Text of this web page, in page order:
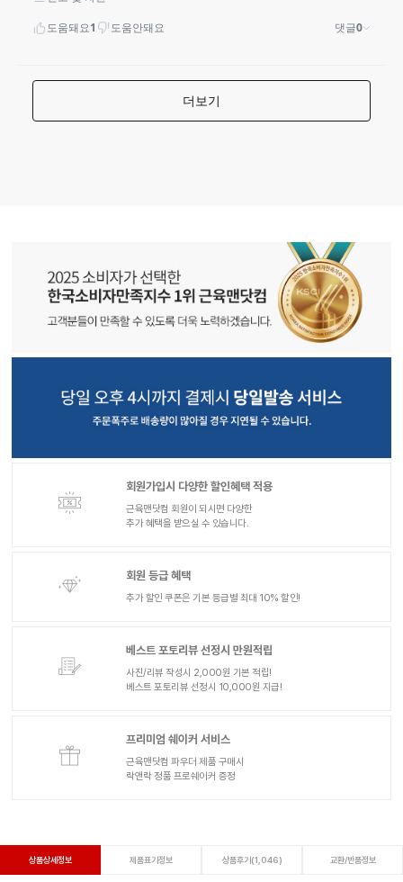
회원가입시 다양한 할인혜택 적용
근육맨닷컴 회원이 되시면 다양한
추가 혜택을 받으실 수 있습니다.
회원 등급 혜택
추가 할인 쿠폰은 기본 등급별 최대 10% 할인!
베스트 포토리뷰 선정시 만원적립
사진/리뷰 작성시 2,000원 기본 적립!
베스트 포토리뷰 선정시 10,000원 지급!
프리미엄 쉐이커 서비스
근육맨닷컴 파우더 제품 구매시
락앤락 정품 프로쉐이커 증정
상품상세정보 제품표기정보 상품후기(1,046) 교환/반품정보